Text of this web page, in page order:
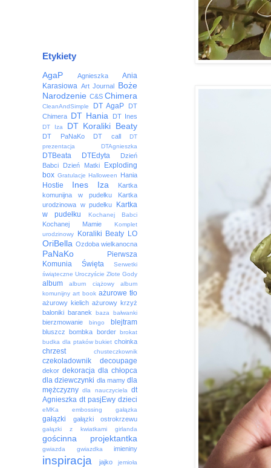
Etykiety
AgaP Agnieszka
Ania
Karasiowa Art Journal
Boże
Narodzenie C&S Chimera
CleanAndSimple DT AgaP
DT
Chimera DT Hania DT Ines
DT Iza DT Koraliki Beaty
DT PaNaKo DT call
DT
prezentacja
DTAgnieszka
DTBeata DTEdyta
Dzień
Babci
Dzień Matki
Exploding
box Gratulacje Halloween Hania
Hostie Ines Iza
Kartka
komunijna w pudełku
Kartka
urodzinowa w pudełku
Kartka
w pudełku
Kochanej Babci
Kochanej Mamie
Komplet
urodzinowy
Koraliki Beaty LO
OriBella Ozdoba wielkanocna
PaNaKo
Pierwsza
Komunia Święta
Serwetki
świąteczne Uroczyście Złote Gody
album album ciążowy
album
komunijny art book ażurowe tło
ażurowy kielich ażurowy krzyż
baloniki baranek baza bałwanki
bierzmowanie bingo blejtram
bluszcz bombka border brokat
budka dla ptaków bukiet choinka
chrzest chusteczkownik
czekoladownik decoupage
dekor dekoracja dla chłopca
dla dziewczynki dla mamy dla
mężczyzny dla nauczyciela dt
Agnieszka dt pasjEwy dzieci
eMKa embossing gałązka
gałązki gałązki ostrokrzewu
gałązki z kwiatkami girlanda
gościnna projektantka
gwiazda gwiazdka imieniny
inspiracja jajko
jemioła